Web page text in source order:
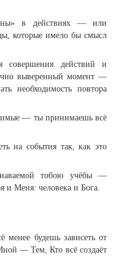
в действиях — или
которые имело бы смысл
действий и
выверенный момент —
необходимость повтора
— ты принимаешь всё
на события так, как это
тобою учёбы —
и Меня: человека и Бога.
будешь зависеть от
— Тем, Кто всё создаёт